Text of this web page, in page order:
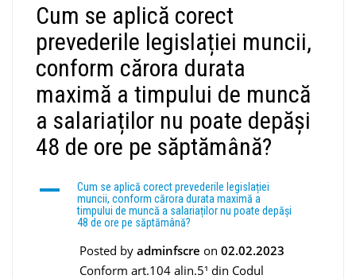
Cum se aplică corect
prevederile legislației muncii,
conform cărora durata
maximă a timpului de muncă
a salariaților nu poate depăși
48 de ore pe săptămână?
A
Cum se aplică corect prevederile legislației
muncii, conform cărora durata maximă a
timpului de muncă a salariaților nu poate depăși
48 de ore pe săptămână?
Posted by adminfscre on 02.02.2023
Conform art.104 alin.5¹ din Codul